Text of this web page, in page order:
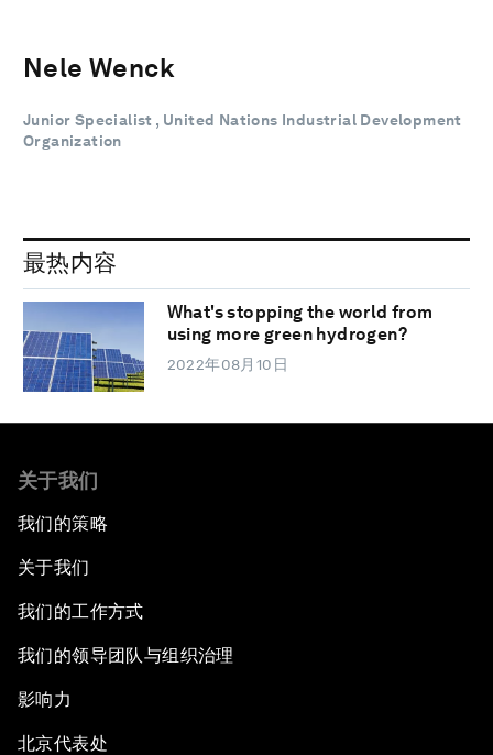
Nele Wenck
Junior Specialist , United Nations Industrial Development
Organization
最热内容
What's stopping the world from
using more green hydrogen?
2022年08月10日
关于我们
我们的策略
关于我们
我们的工作方式
我们的领导团队与组织治理
影响力
北京代表处